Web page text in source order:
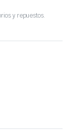
y repuestos.